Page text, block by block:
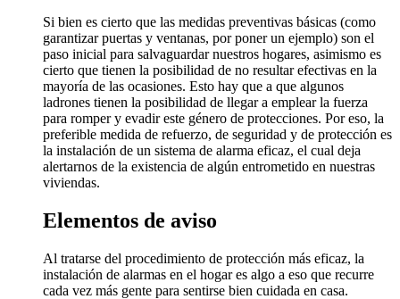
Si bien es cierto que las medidas preventivas básicas (como
garantizar puertas y ventanas, por poner un ejemplo) son el
paso inicial para salvaguardar nuestros hogares, asimismo es
cierto que tienen la posibilidad de no resultar efectivas en la
mayoría de las ocasiones. Esto hay que a que algunos
ladrones tienen la posibilidad de llegar a emplear la fuerza
para romper y evadir este género de protecciones. Por eso, la
preferible medida de refuerzo, de seguridad y de protección es
la instalación de un sistema de alarma eficaz, el cual deja
alertarnos de la existencia de algún entrometido en nuestras
viviendas.
Elementos de aviso
Al tratarse del procedimiento de protección más eficaz, la
instalación de alarmas en el hogar es algo a eso que recurre
cada vez más gente para sentirse bien cuidada en casa.